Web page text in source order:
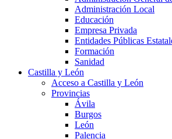
Administración Local
Educación
Empresa Privada
Entidades Públicas
Formación
Sanidad
Castilla y León
Acceso a Castilla y León
Provincias
Ávila
Burgos
León
Palencia